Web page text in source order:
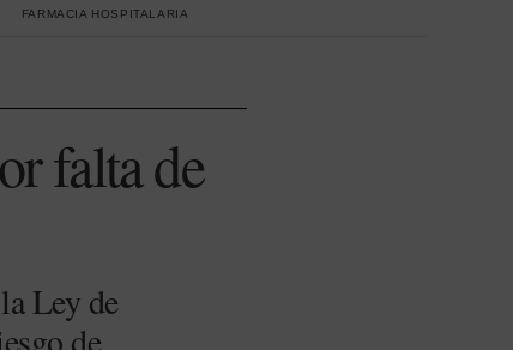
FARMACIA HOSPITALARIA
falta de
Ley de
de